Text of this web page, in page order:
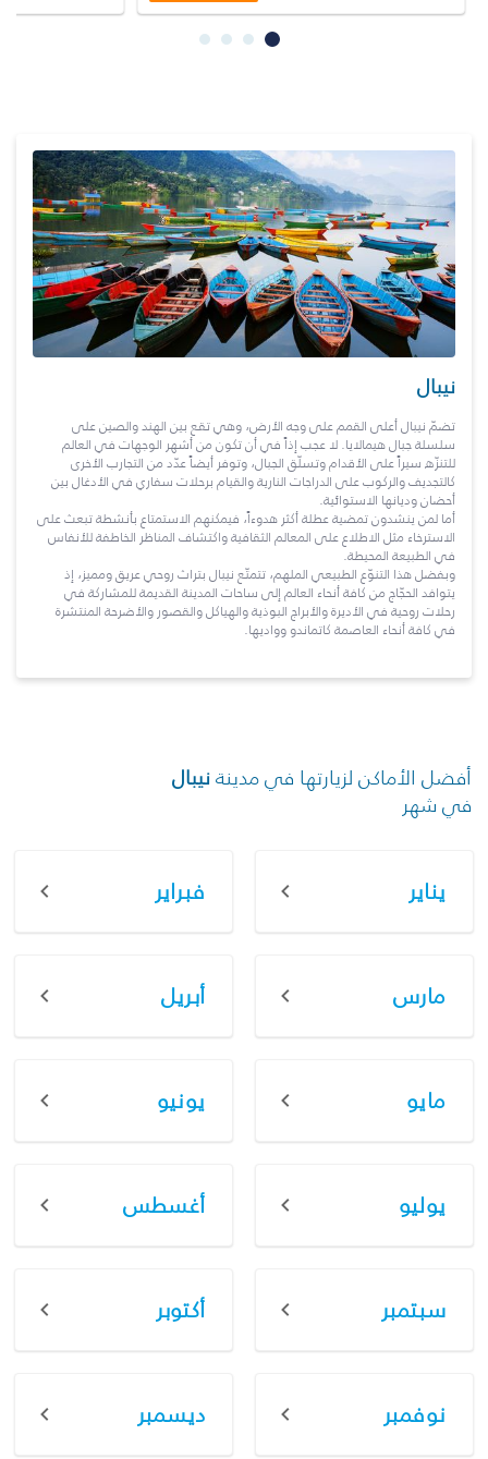
نيبال
تضمّ نيبال أعلى القمم على وجه الأرض، وهي تقع بين الهند والصين على
سلسلة جبال هيمالايا. لا عجب إذاً في أن تكون من أشهر الوجهات في العالم
للتنزّه سيراً على الأقدام وتسلّق الجبال، وتوفر أيضاً عدّد من التجارب الأخرى
كالتجديف والركوب على الدراجات النارية والقيام برحلات سفاري في الأدغال بين
أحضان وديانها الاستوائية.
أما لمن ينشدون تمضية عطلة أكثر هدوءاً، فيمكنهم الاستمتاع بأنشطة تبعث على
الاسترخاء مثل الاطلاع على المعالم الثقافية واكتشاف المناظر الخاطفة للأنفاس
في الطبيعة المحيطة.
وبفضل هذا التنوّع الطبيعي الملهم، تتمتّع نيبال بتراث روحي عريق ومميز، إذ
يتوافد الحجّاج من كافة أنحاء العالم إلى ساحات المدينة القديمة للمشاركة في
رحلات روحية في الأديرة والأبراج البوذية والهياكل والقصور والأضرحة المنتشرة
في كافة أنحاء العاصمة كاتماندو وواديها.
أفضل الأماكن لزيارتها في مدينةنيبال
في شهر
يناير فبراير
مارس أبريل
مايو يونيو
يوليو أغسطس
سبتمبر أكتوبر
نوفمبر ديسمبر